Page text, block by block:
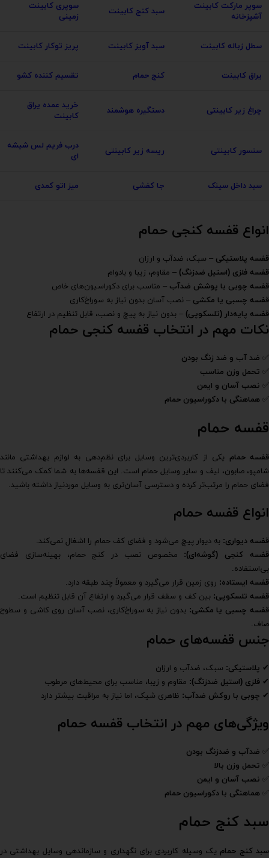
سوپر مارکت کابینت
آشپزخانه
سبد کنج کابینت
سوپری کابینت
زمینی
سطل زباله کابینت سبد آویز کابینت پریز توکار کابینت
یراق کابینت کنج حمام تقسیم کننده کشو
چراغ زیر کابینتی دستگیره هوشمند
خرید عمده یراق
کابینت
سنسور کابینتی ریسه زیر کابینتی
درب فریم لس شیشه
ای
سبد داخل سینک جا کفشی میز اتو کمدی
انواع قفسه کنجی حمام
قفسه پلاستیکی – سبک، ضدآب و ارزان
قفسه فلزی (استیل ضدزنگ) – مقاوم، زیبا و بادوام
قفسه چوبی با پوشش ضدآب – مناسب برای دکوراسیون‌های خاص
قفسه چسبی یا مکشی – نصب آسان بدون نیاز به سوراخ‌کاری
قفسه پایه‌دار (تلسکوپی) – بدون نیاز به پیچ و نصب، قابل تنظیم در ارتفاع
نکات مهم در انتخاب قفسه کنجی حمام
✅ ضد آب و ضد زنگ بودن
✅ تحمل وزن مناسب
✅ نصب آسان و ایمن
✅ هماهنگی با دکوراسیون حمام
قفسه حمام
قفسه حمام یکی از کاربردی‌ترین وسایل برای نظم‌دهی به لوازم بهداشتی مانند
شامپو، صابون، لیف و سایر وسایل حمام است. این قفسه‌ها به شما کمک می‌کنند تا
فضای حمام را مرتب‌تر کرده و دسترسی آسان‌تری به وسایل موردنیاز داشته باشید.
انواع قفسه حمام
قفسه دیواری: به دیوار پیچ می‌شود و فضای کف حمام را اشغال نمی‌کند.
قفسه کنجی (گوشه‌ای): مخصوص نصب در کنج حمام، بهینه‌سازی فضای
بی‌استفاده.
قفسه ایستاده: روی زمین قرار می‌گیرد و معمولاً چند طبقه دارد.
قفسه تلسکوپی: بین کف و سقف قرار می‌گیرد و ارتفاع آن قابل تنظیم است.
قفسه چسبی یا مکشی: بدون نیاز به سوراخ‌کاری، نصب آسان روی کاشی و سطوح
صاف.
جنس قفسه‌های حمام
✔ پلاستیکی: سبک، ضدآب و ارزان
✔ فلزی (استیل ضدزنگ): مقاوم و زیبا، مناسب برای محیط‌های مرطوب
✔ چوبی با روکش ضدآب: ظاهری شیک، اما نیاز به مراقبت بیشتر دارد
ویژگی‌های مهم در انتخاب قفسه حمام
✅ ضدآب و ضدزنگ بودن
✅ تحمل وزن بالا
✅ نصب آسان و ایمن
✅ هماهنگی با دکوراسیون حمام
سبد کنج حمام
سبد کنج حمام یک وسیله کاربردی برای نگهداری و سازماندهی وسایل بهداشتی در